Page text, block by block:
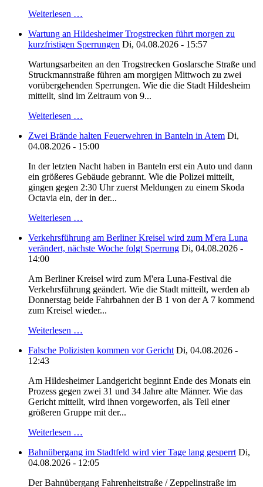
Weiterlesen …
Wartung an Hildesheimer Trogstrecken führt morgen zu
kurzfristigen Sperrungen Di, 04.08.2026 - 15:57
Wartungsarbeiten an den Trogstrecken Goslarsche Straße und
Struckmannstraße führen am morgigen Mittwoch zu zwei
vorübergehenden Sperrungen. Wie die die Stadt Hildesheim
mitteilt, sind im Zeitraum von 9...
Weiterlesen …
Zwei Brände halten Feuerwehren in Banteln in Atem Di,
04.08.2026 - 15:00
In der letzten Nacht haben in Banteln erst ein Auto und dann
ein größeres Gebäude gebrannt. Wie die Polizei mitteilt,
gingen gegen 2:30 Uhr zuerst Meldungen zu einem Skoda
Octavia ein, der in der...
Weiterlesen …
Verkehrsführung am Berliner Kreisel wird zum M'era Luna
verändert, nächste Woche folgt Sperrung Di, 04.08.2026 -
14:00
Am Berliner Kreisel wird zum M'era Luna-Festival die
Verkehrsführung geändert. Wie die Stadt mitteilt, werden ab
Donnerstag beide Fahrbahnen der B 1 von der A 7 kommend
zum Kreisel wieder...
Weiterlesen …
Falsche Polizisten kommen vor Gericht Di, 04.08.2026 -
12:43
Am Hildesheimer Landgericht beginnt Ende des Monats ein
Prozess gegen zwei 31 und 34 Jahre alte Männer. Wie das
Gericht mitteilt, wird ihnen vorgeworfen, als Teil einer
größeren Gruppe mit der...
Weiterlesen …
Bahnübergang im Stadtfeld wird vier Tage lang gesperrt Di,
04.08.2026 - 12:05
Der Bahnübergang Fahrenheitstraße / Zeppelinstraße im